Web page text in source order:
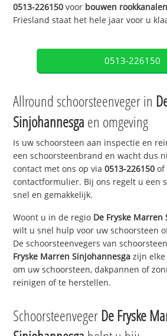
0513-226150 voor bouwen rookkanalen
Friesland staat het hele jaar voor u
0513-226150
Allround schoorsteenveger in
Sinjohannesga en omgeving
Is uw schoorsteen aan inspectie en
een schoorsteenbrand en wacht dus
contact met ons op via0513-226150 of
contactformulier. Bij ons regelt u een
snel en gemakkelijk.
Woont u in de regio De Fryske Marren
wilt u snel hulp voor uw schoorsteen
De schoorsteenvegers van
Fryske Marren Sinjohannesga zijn
om uw schoorsteen, dakpannen of
reinigen of te herstellen.
Schoorsteenveger De Fryske